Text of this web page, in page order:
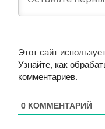
Этот сайт
Узнайте, как
комментариев.
0 КОММЕНТАРИЙ